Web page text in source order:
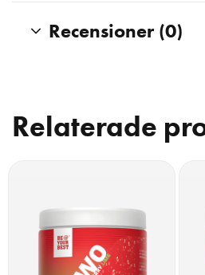
Recensioner (0)
Relaterade